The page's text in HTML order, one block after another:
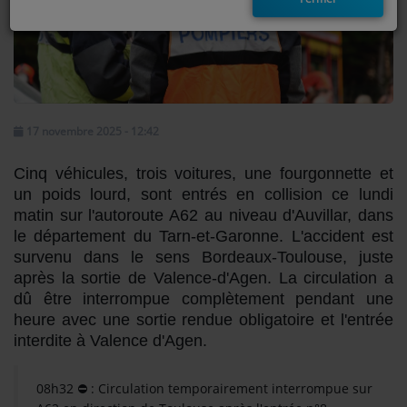
EMISSIONS
TITRES DIFFUSÉS
LES JEUX
JEUX CONCOURS
CONTACTEZ-NOUS
RÉGIE PUBLICTIAIRE
Cinq véhicules, trois voitures, une fourgonnette et
un poids lourd, sont entrés en collision ce lundi
matin sur l'autoroute A62 au niveau d'Auvillar, dans
le département du Tarn-et-Garonne. L'accident est
survenu dans le sens Bordeaux-Toulouse, juste
après la sortie de Valence-d'Agen. La circulation a
dû être interrompue complètement pendant une
heure avec une sortie rendue obligatoire et l'entrée
interdite à Valence d'Agen.
08h32 ⛔ : Circulation temporairement interrompue sur